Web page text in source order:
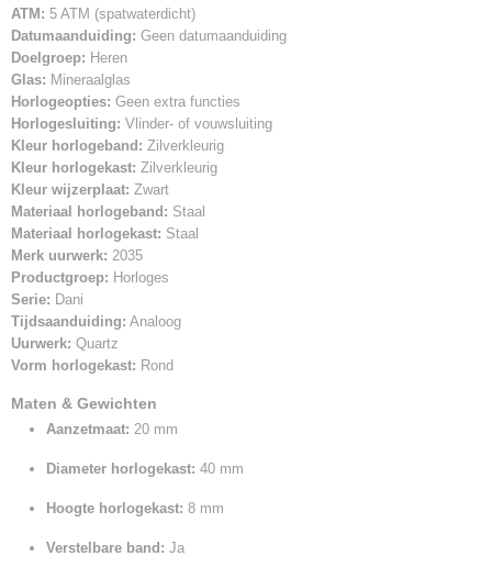
ATM: 5 ATM (spatwaterdicht)
Datumaanduiding: Geen datumaanduiding
Doelgroep: Heren
Glas: Mineraalglas
Horlogeopties: Geen extra functies
Horlogesluiting: Vlinder- of vouwsluiting
Kleur horlogeband: Zilverkleurig
Kleur horlogekast: Zilverkleurig
Kleur wijzerplaat: Zwart
Materiaal horlogeband: Staal
Materiaal horlogekast: Staal
Merk uurwerk: 2035
Productgroep: Horloges
Serie: Dani
Tijdsaanduiding: Analoog
Uurwerk: Quartz
Vorm horlogekast: Rond
Maten & Gewichten
Aanzetmaat: 20 mm
Diameter horlogekast: 40 mm
Hoogte horlogekast: 8 mm
Verstelbare band: Ja